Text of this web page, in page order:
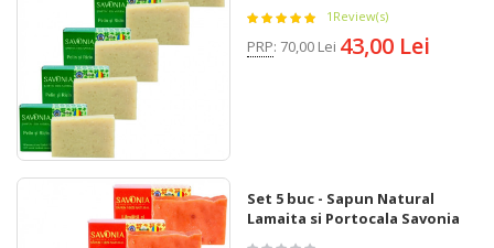
1 Review(s)
PRP: 70,00 Lei 43,00 Lei
Set 5 buc - Sapun Natural
Lamaita si Portocala Savonia